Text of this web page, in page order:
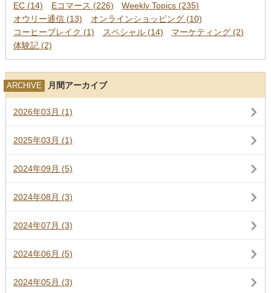
EC (14)
Eコマース (226)
Weekly Topics (235)
オウリー通信 (13)
オンラインショッピング (10)
コーヒーブレイク (1)
スペシャル (14)
マーケティング (2)
体験記 (2)
ARCHIVE 月間アーカイブ
2026年03月 (1)
2025年03月 (1)
2024年09月 (5)
2024年08月 (3)
2024年07月 (3)
2024年06月 (5)
2024年05月 (3)